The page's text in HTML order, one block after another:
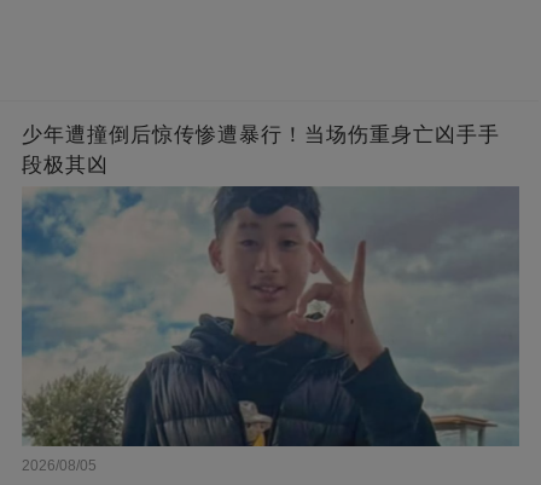
少年遭撞倒后惊传惨遭暴行！当场伤重身亡凶手手
段极其凶
2026/08/05